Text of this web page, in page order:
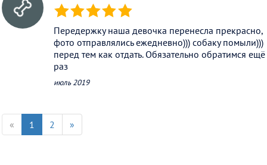
(*) (*) (*) (*) (*)
Передержку наша девочка перенесла прекрасно,
фото отправлялись ежедневно))) собаку помыли)))
перед тем как отдать. Обязательно обратимся ещё
раз
июль 2019
« 1 2 »